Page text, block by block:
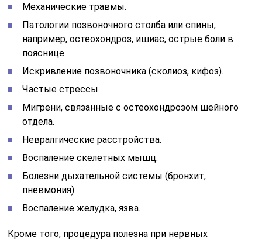
Механические травмы.
Патологии позвоночного столба или спины,
например, остеохондроз, ишиас, острые боли в
пояснице.
Искривление позвоночника (сколиоз, кифоз).
Частые стрессы.
Мигрени, связанные с остеохондрозом шейного
отдела.
Невралгические расстройства.
Воспаление скелетных мышц.
Болезни дыхательной системы (бронхит,
пневмония).
Воспаление желудка, язва.
Кроме того, процедура полезна при нервных